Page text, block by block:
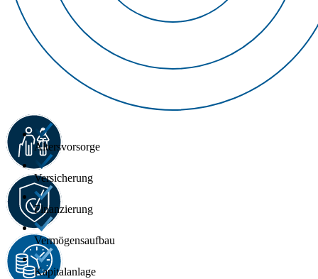
Altersvorsorge
Versicherung
Finanzierung
Vermögensaufbau
Kapitalanlage